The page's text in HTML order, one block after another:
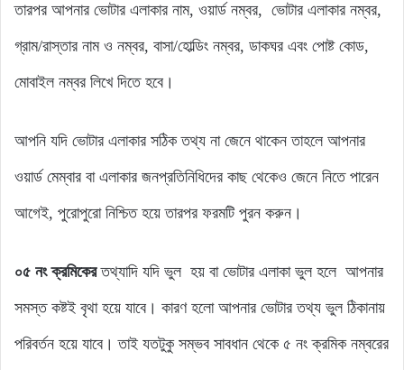
তারপর আপনার ভোটার এলাকার নাম, ওয়ার্ড নম্বর, ভোটার এলাকার নম্বর,
গ্রাম/রাস্তার নাম ও নম্বর, বাসা/হোল্ডিং নম্বর, ডাকঘর এবং পোষ্ট কোড,
মোবাইল নম্বর লিখে দিতে হবে।
আপনি যদি ভোটার এলাকার সঠিক তথ্য না জেনে থাকেন তাহলে আপনার
ওয়ার্ড মেম্বার বা এলাকার জনপ্রতিনিধিদের কাছ থেকেও জেনে নিতে পারেন
আগেই, পুরোপুরো নিশ্চিত হয়ে তারপর ফরমটি পুরন করুন।
০৫ নংক্রমিকেরতথ্যাদি যদি ভুল হয় বা ভোটার এলাকা ভুল হলে আপনার
সমস্ত কষ্টই বৃথা হয়ে যাবে। কারণ হলো আপনার ভোটার তথ্য ভুল ঠিকানায়
পরিবর্তন হয়ে যাবে। তাই যতটুকু সম্ভব সাবধান থেকে ৫ নং ক্রমিক নম্বরের